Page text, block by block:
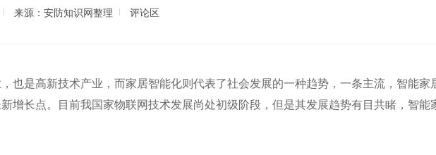
来源：安防知识网整理 评论区
也是高新技术产业，而家居智能化则代表了社会发展的一种趋势，一条主流，智能家
增长点。目前我国家物联网技术发展尚处初级阶段，但是其发展趋势有目共睹，智能